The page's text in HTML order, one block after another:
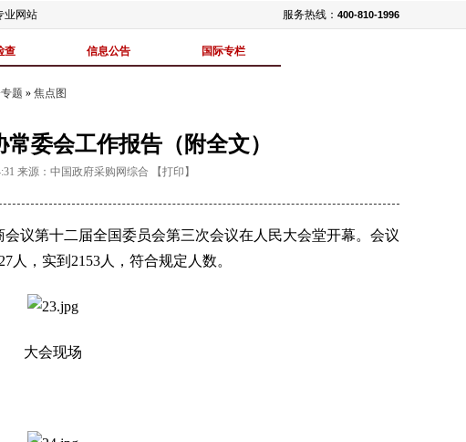
业网站 服务热线： 400-810-1996
查 信息公告 国际专栏
题 » 焦点图
委会工作报告（附全文）
来源： 中国政府采购网综合 【打印 】
议第十二届全国委员会第三次会议在人民大会堂开幕。会议
人，实到2153人，符合规定人数。
大会现场